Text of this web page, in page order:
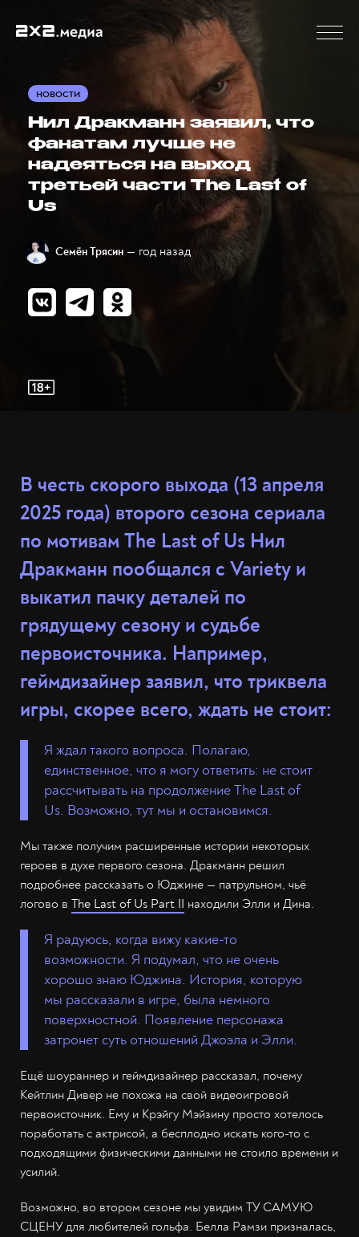
НОВОСТИ
Нил Дракманн заявил, что
фанатам лучше не
надеяться на выход
третьей части The Last of
Us
Семён Трясин — год назад
В честь скорого выхода (13 апреля
2025 года) второго сезона сериала
по мотивам The Last of Us Нил
Дракманн пообщался с Variety и
выкатил пачку деталей по
грядущему сезону и судьбе
первоисточника. Например,
геймдизайнер заявил, что триквела
игры, скорее всего, ждать не стоит:
Я ждал такого вопроса. Полагаю,
единственное, что я могу ответить: не стоит
рассчитывать на продолжение The Last of
Us. Возможно, тут мы и остановимся.
Мы также получим расширенные истории некоторых
героев в духе первого сезона. Дракманн решил
подробнее рассказать о Юджине — патрульном, чьё
логово в The Last of Us Part II находили Элли и Дина.
Я радуюсь, когда вижу какие-то
возможности. Я подумал, что не очень
хорошо знаю Юджина. История, которую
мы рассказали в игре, была немного
поверхностной. Появление персонажа
затронет суть отношений Джоэла и Элли.
Ещё шоураннер и геймдизайнер рассказал, почему
Кейтлин Дивер не похожа на свой видеоигровой
первоисточник. Ему и Крэйгу Мэйзину просто хотелось
поработать с актрисой, а бесплодно искать кого-то с
подходящими физическими данными не стоило времени и
усилий.
Возможно, во втором сезоне мы увидим ТУ САМУЮ
СЦЕНУ для любителей гольфа. Белла Рамзи призналась,